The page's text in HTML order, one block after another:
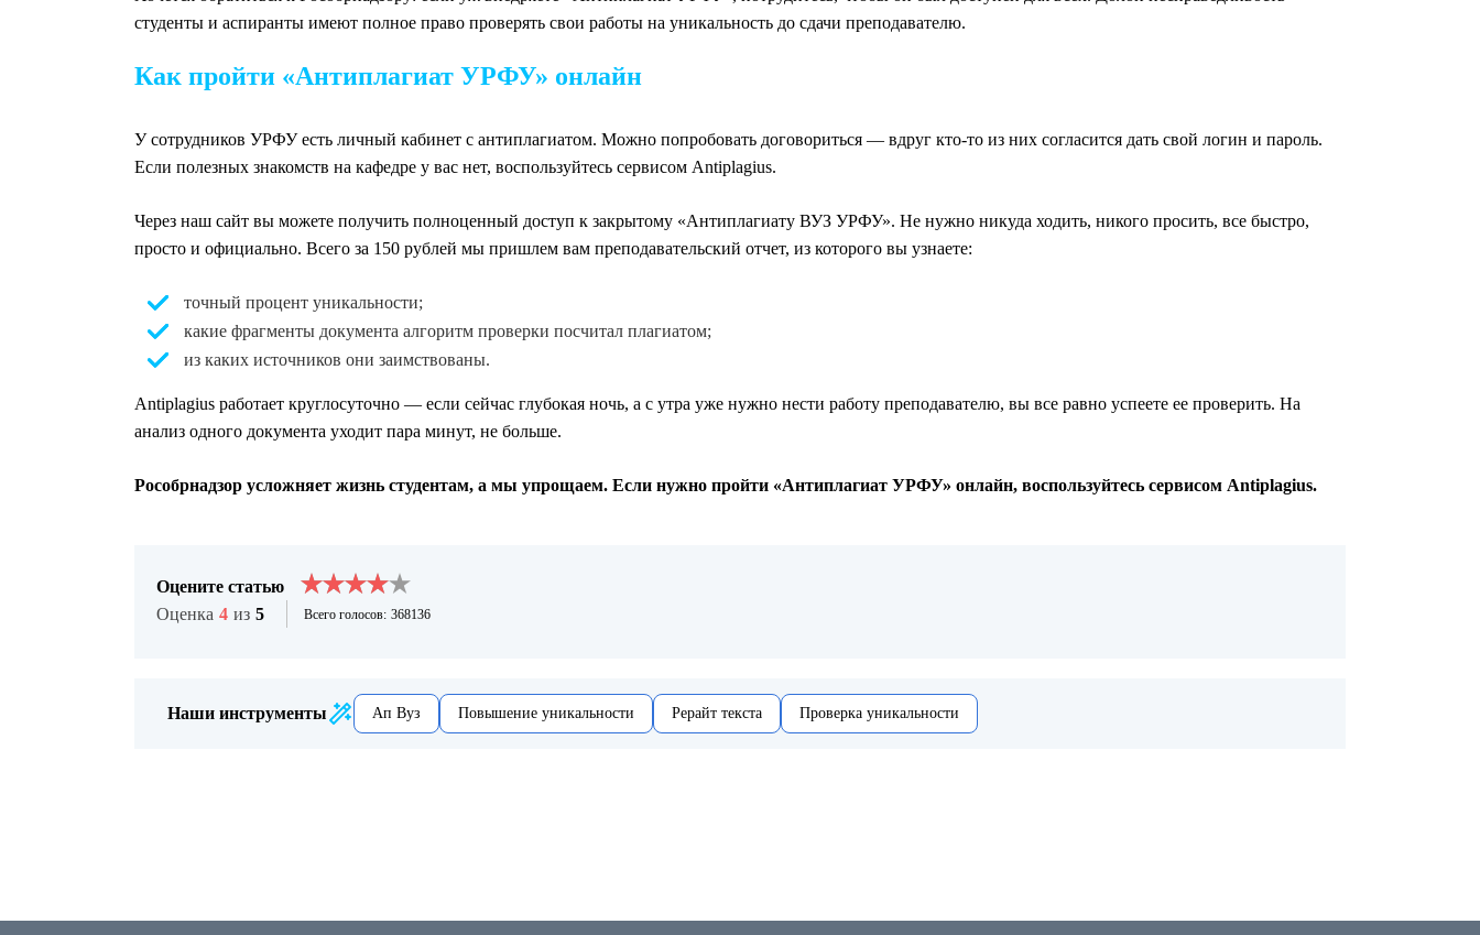
студенты и аспиранты имеют полное право проверять свои работы на уникальность до сдачи преподавателю.
Как пройти «Антиплагиат УРФУ» онлайн
У сотрудников УРФУ есть личный кабинет с антиплагиатом. Можно попробовать договориться — вдруг кто-то из них согласится дать свой логин и пароль.
Если полезных знакомств на кафедре у вас нет, воспользуйтесь сервисом Antiplagius.
Через наш сайт вы можете получить полноценный доступ к закрытому «Антиплагиату ВУЗ УРФУ». Не нужно никуда ходить, никого просить, все быстро,
просто и официально. Всего за 150 рублей мы пришлем вам преподавательский отчет, из которого вы узнаете:
точный процент уникальности;
какие фрагменты документа алгоритм проверки посчитал плагиатом;
из каких источников они заимствованы.
Antiplagius работает круглосуточно — если сейчас глубокая ночь, а с утра уже нужно нести работу преподавателю, вы все равно успеете ее проверить. На
анализ одного документа уходит пара минут, не больше.
Рособрнадзор усложняет жизнь студентам, а мы упрощаем. Если нужно пройти «Антиплагиат УРФУ» онлайн, воспользуйтесь сервисом Antiplagius.
Оцените статью
Оценка 4 из 5 Всего голосов: 368136
Наши инструменты Ап Вуз Повышение уникальности Рерайт текста Проверка уникальности